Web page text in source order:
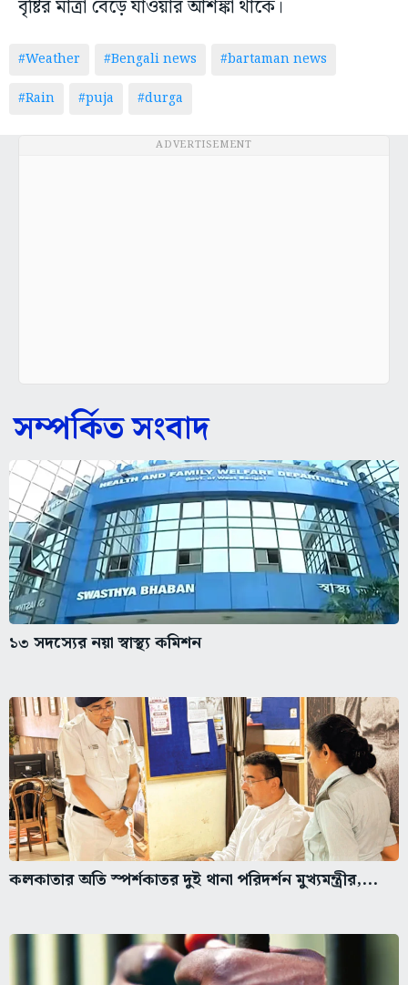
বৃষ্টির মাত্রা বেড়ে যাওয়ার আশঙ্কা থাকে।
#Weather #Bengali news
#bartaman news
#Rain
#puja #durga
ADVERTISEMENT
সম্পর্কিত সংবাদ
১৩ সদস্যের নয়া স্বাস্থ্য কমিশন
কলকাতার অতি স্পর্শকাতর দুই থানা পরিদর্শন মুখ্যমন্ত্রীর,...